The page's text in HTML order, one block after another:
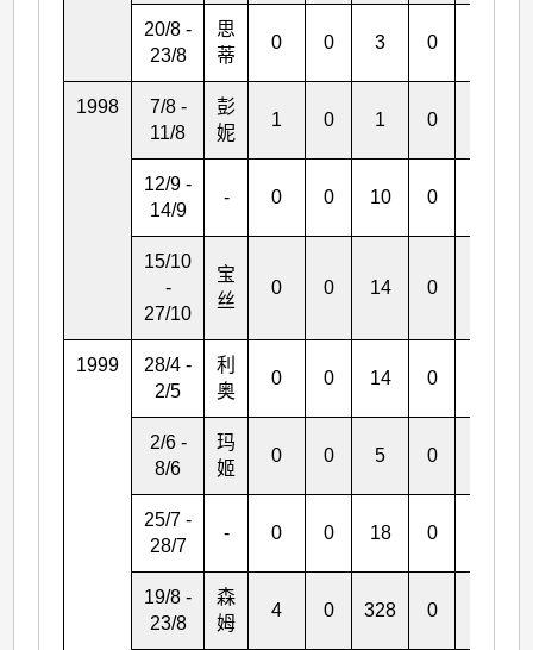
20/8 -
23/8
思
蒂
0 0 3 0
1998
7/8 -
11/8
彭
妮
1 0 1 0
12/9 -
14/9
- 0 0 10 0
15/10
-
27/10
宝
丝
0 0 14 0
1999
28/4 -
2/5
利
奥
0 0 14 0
2/6 -
8/6
玛
姬
0 0 5 0
25/7 -
28/7
- 0 0 18 0
19/8 -
23/8
森
姆
4 0 328 0